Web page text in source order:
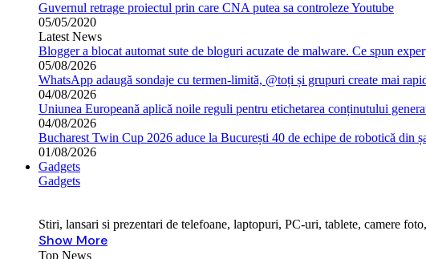
Guvernul retrage proiectul prin care CNA putea sa controleze Youtube
05/05/2020
Latest News
Blogger a blocat automat sute de bloguri acuzate de malware. Ce spun
05/08/2026
WhatsApp adaugă sondaje cu termen-limită, @toți și grupuri create mai
04/08/2026
Uniunea Europeană aplică noile reguli pentru etichetarea conținutului
04/08/2026
Bucharest Twin Cup 2026 aduce la București 40 de echipe de robotică din
01/08/2026
Gadgets
Gadgets
Stiri, lansari si prezentari de telefoane, laptopuri, PC-uri, tablete, camere
Show More
Top News